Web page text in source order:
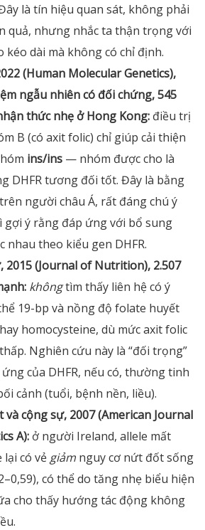
là tín hiệu quan sát, không phải
quả, nhưng nhắc ta thận trọng với
kéo dài mà không có chỉ định.
(Human Molecular Genetics),
ngẫu nhiên có đối chứng, 545
thức nhẹ ở Hong Kong: điều trị
B (có axit folic) chỉ giúp cải thiện
ins/ins — nhóm được cho là
DHFR tương đối tốt. Đây là bằng
người châu Á, rất đáng chú ý
gợi ý rằng đáp ứng với bổ sung
nhau theo kiểu gen DHFR.
2015 (Journal of Nutrition), 2.507
khôngtìm thấy liên hệ có ý
19-bp và nồng độ folate huyết
homocysteine, dù mức axit folic
Nghiên cứu này là “đối trọng”
của DHFR, nếu có, thường tinh
cảnh (tuổi, bệnh nền, liều).
cộng sự, 2007 (American Journal
A): ở người Ireland, allele mất
có vẻ giảm nguy cơ nứt đốt sống
có thể do tăng nhẹ biểu hiện
cho thấy hướng tác động không